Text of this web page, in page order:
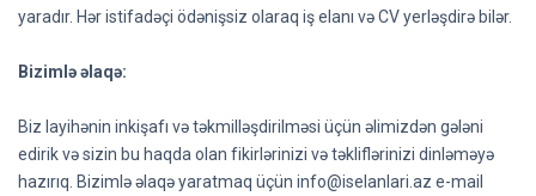
yaradır. Hər istifadəçi ödənişsiz olaraq iş elanı və CV yerləşdirə bilər.
Bizimlə əlaqə:
Biz layihənin inkişafı və təkmilləşdirilməsi üçün əlimizdən gələni
edirik və sizin bu haqda olan fikirlərinizi və təkliflərinizi dinləməyə
hazırıq. Bizimlə əlaqə yaratmaq üçün info@iselanlari.az e-mail